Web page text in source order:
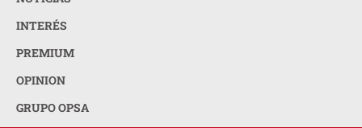
INTERÉS
PREMIUM
OPINION
GRUPO OPSA